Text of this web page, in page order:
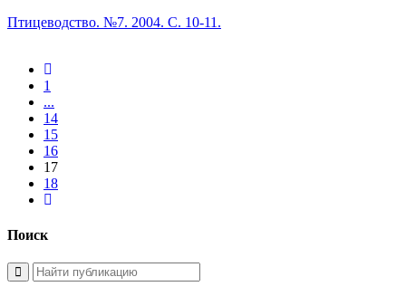
Птицеводство. №7. 2004. С. 10-11.
1
...
14
15
16
17
18
Поиск